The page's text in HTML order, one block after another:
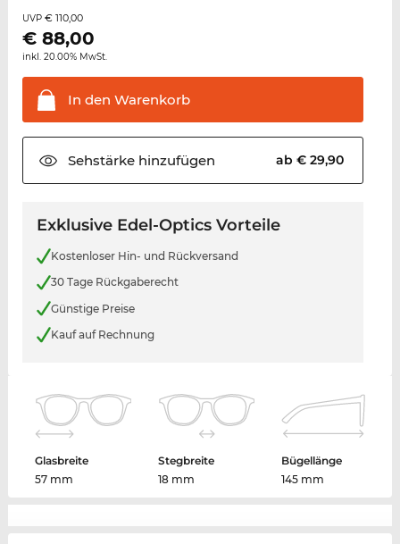
UVP € 110,00
€ 88,00
inkl. 20.00% MwSt.
In den Warenkorb
Sehstärkehinzufügen ab € 29,90
Exklusive Edel-Optics Vorteile
Kostenloser Hin- und Rückversand
30 Tage Rückgaberecht
Günstige Preise
Kauf auf Rechnung
Glasbreite
57 mm
Stegbreite
18 mm
Bügellänge
145 mm